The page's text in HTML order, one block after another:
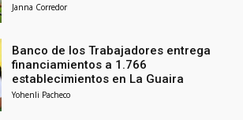
Janna Corredor
Banco de los Trabajadores entrega
financiamientos a 1.766
establecimientos en La Guaira
Yohenli Pacheco